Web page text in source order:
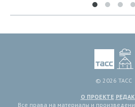
© 2026 ТАСС
О ПРОЕКТЕ
Все права на материалы и